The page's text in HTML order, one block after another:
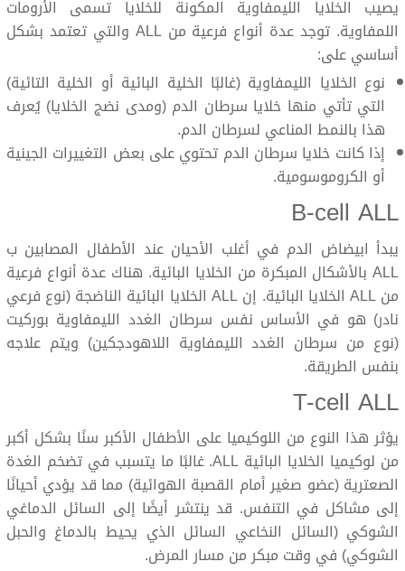
يصيب الخلايا الليمفاوية المكونة للخلايا تسمى الأرومات
اللمفاوية. توجد عدة أنواع فرعية من ALL والتي تعتمد بشكل
أساسي على:
نوع الخلايا الليمفاوية (غالبًا الخلية البائية أو الخلية التائية)
التي تأتي منها خلايا سرطان الدم (ومدى نضج الخلايا) يُعرف
هذا بالنمط المناعي لسرطان الدم.
إذا كانت خلايا سرطان الدم تحتوي على بعض التغييرات الجينية
أو الكروموسومية.
B-cell ALL
يبدأ ابيضاض الدم في أغلب الأحيان عند الأطفال المصابين ب
ALL بالأشكال المبكرة من الخلايا البائية. هناك عدة أنواع فرعية
من ALL الخلايا البائية. إن ALL الخلايا البائية الناضجة (نوع فرعي
نادر) هو في الأساس نفس سرطان الغدد الليمفاوية بوركيت
(نوع من سرطان الغدد الليمفاوية اللاهودجكين) ويتم علاجه
بنفس الطريقة.
T-cell ALL
يؤثر هذا النوع من اللوكيميا على الأطفال الأكبر سنًا بشكل أكبر
من لوكيميا الخلايا البائية ALL. غالبًا ما يتسبب في تضخم الغدة
الصعترية (عضو صغير أمام القصبة الهوائية) مما قد يؤدي أحيانًا
إلى مشاكل في التنفس. قد ينتشر أيضًا إلى السائل الدماغي
الشوكي (السائل النخاعي السائل الذي يحيط بالدماغ والحبل
الشوكي) في وقت مبكر من مسار المرض.